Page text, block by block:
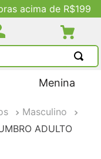
acima de R$199
Menina
Masculino
ADULTO